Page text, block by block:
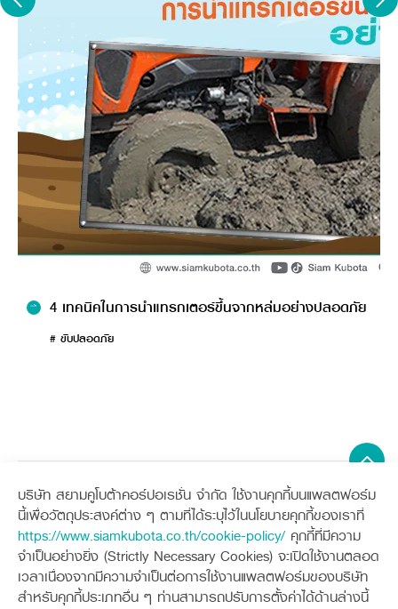
บริษัท สยามคูโบต้าคอร์ปอเรชั่น จำกัด ใช้งานคุกกี้บนแพลตฟอร์ม
นี้เพื่อวัตถุประสงค์ต่าง ๆ ตามที่ได้ระบุไว้ในนโยบายคุกกี้ของเราที่
https://www.siamkubota.co.th/cookie-policy/คุกกี้ที่มีความ
จำเป็นอย่างยิ่ง (Strictly Necessary Cookies) จะเปิดใช้งานตลอด
เวลาเนื่องจากมีความจำเป็นต่อการใช้งานแพลตฟอร์มของบริษัท
สำหรับคุกกี้ประเภทอื่น ๆ ท่านสามารถปรับการตั้งค่าได้ด้านล่างนี้
3. ห้ามยืนระหว่างล้อแทรกเตอร์และอุปกรณ์ต่อพ่วงขณะทำการถอย
4 เทคนิคในการนำแทรกเตอร์ขึ้นจากหล่มอย่างปลอดภัย
# ขับปลอดภัย
Sitemap
เครื่องจักรกลการเกษตร
แทรกเตอร์
อุปกรณ์ต่อพ่วงแทรกเตอร์
รถเกี่ยวนวดข้าว
เครื่องจักรกลก่อสร้าง
รถขุดขนาดเล็ก
อุปกรณ์ต่อพ่วงรถขุด
รถตักล้อยาง
ช่องทางการติดตาม ศูนย์ลูกค้าสัมพันธ์คูโบต้า คอนเนค